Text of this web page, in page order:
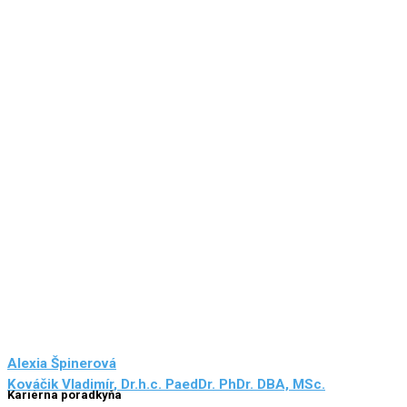
Kováčik Vladimír, Dr.h.c. PaedDr. PhDr. DBA, MSc.
Alexia Špinerová
Kariérna poradkyňa